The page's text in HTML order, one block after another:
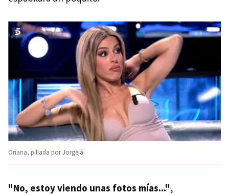
Oriana, pillada por Jorgejá.
"No, estoy viendo unas fotos mías...",